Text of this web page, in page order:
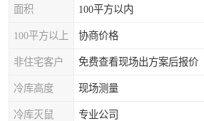
面积 100平方以内
100平方以上 协商价格
非住宅客户 免费查看现场出方案后报价
冷库高度 现场测量
冷库灭鼠 专业公司